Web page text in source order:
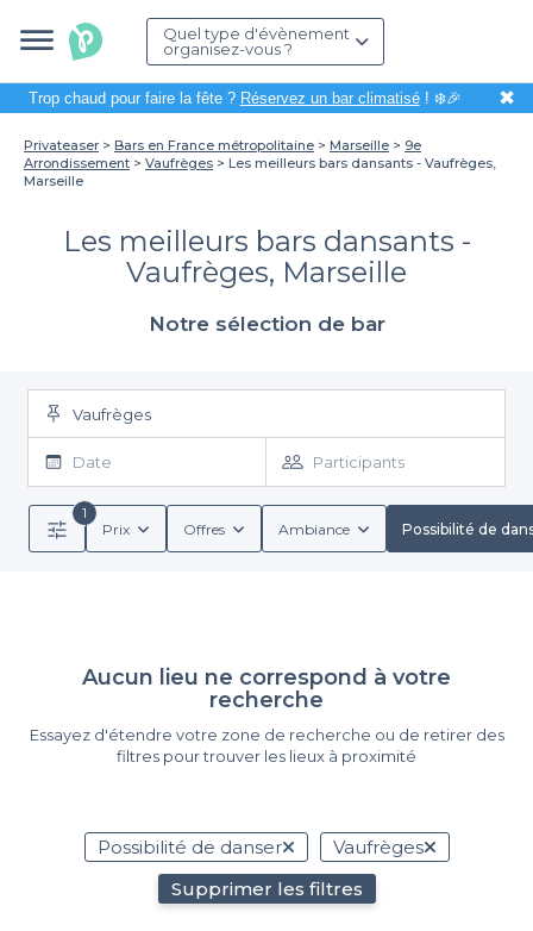
Quel type d'évènement
organisez-vous ?
Trop chaud pour faire la fête ? Réservez un bar climatisé! ❄️🎉 ✖
Privateaser Bars en France métropolitaine Marseille
9e
Arrondissement
Vaufrèges
Les meilleurs bars dansants - Vaufrèges,
Marseille
Les meilleurs bars dansants -
Vaufrèges, Marseille
Notre sélection de bar
Vaufrèges
Date Participants
1
Prix
Offres Ambiance Possibilité de
Aucun lieu ne correspond à votre
recherche
Essayez d'étendre votre zone de recherche ou de retirer des
filtres pour trouver les lieux à proximité
Possibilité de danser
Vaufrèges
Supprimer les filtres